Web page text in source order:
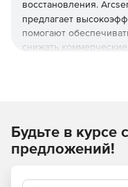
восстановления.
предлагает
помогают
снижать
собственной
and High Availability
приложения Windows,
Будьте в
предложений!